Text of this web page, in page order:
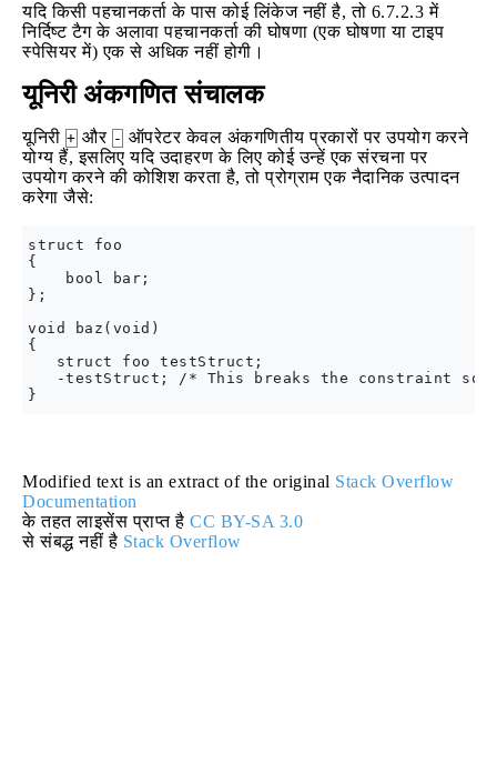
यदि किसी पहचानकर्ता के पास कोई लिंकेज नहीं है, तो 6.7.2.3 में
निर्दिष्ट टैग के अलावा पहचानकर्ता की घोषणा (एक घोषणा या टाइप
स्पेसियर में) एक से अधिक नहीं होगी।
यूनिरी अंकगणित संचालक
यूनिरी + और - ऑपरेटर केवल अंकगणितीय प्रकारों पर उपयोग करने
योग्य हैं, इसलिए यदि उदाहरण के लिए कोई उन्हें एक संरचना पर
उपयोग करने की कोशिश करता है, तो प्रोग्राम एक नैदानिक उत्पादन
करेगा जैसे:
struct foo
{
    bool bar;
};
void baz(void)
{
   struct foo testStruct;
-testStruct; /* This breaks the constraint so
Modified text is an extract of the original Stack Overflow
Documentation
के तहत लाइसेंस प्राप्त है CC BY-SA 3.0
से संबद्ध नहीं है Stack Overflow